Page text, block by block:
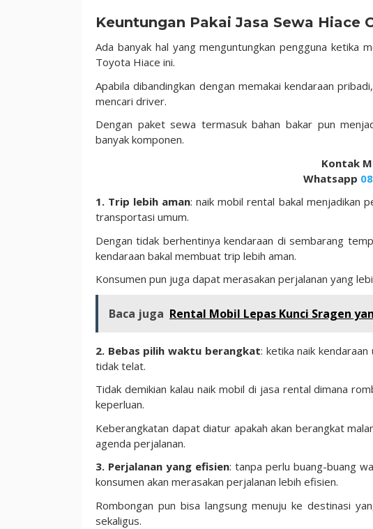
Keuntungan Pakai Jasa Sewa Hiace
Ada banyak hal yang menguntungkan pengguna ketika
Toyota Hiace ini.
Apabila dibandingkan dengan memakai kendaraan
mencari driver.
Dengan paket sewa termasuk bahan bakar pun
banyak komponen.
Kontak
Whatsapp
1. Trip lebih aman: naik mobil rental bakal menjadikan
transportasi umum.
Dengan tidak berhentinya kendaraan di sembarang
kendaraan bakal membuat trip lebih aman.
Konsumen pun juga dapat merasakan perjalanan yang
Baca juga Rental Mobil Lepas Kunci Sragen
2. Bebas pilih waktu berangkat: ketika naik
tidak telat.
Tidak demikian kalau naik mobil di jasa rental dimana
keperluan.
Keberangkatan dapat diatur apakah akan berangkat
agenda perjalanan.
3. Perjalanan yang efisien: tanpa perlu buang-buang
konsumen akan merasakan perjalanan lebih efisien.
Rombongan pun bisa langsung menuju ke destinasi
sekaligus.